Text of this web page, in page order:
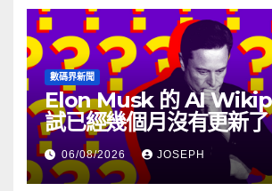
數碼界新聞
Elon Musk 的 AI
試已經幾個月沒有更新了
06/08/2026 JOSEPH